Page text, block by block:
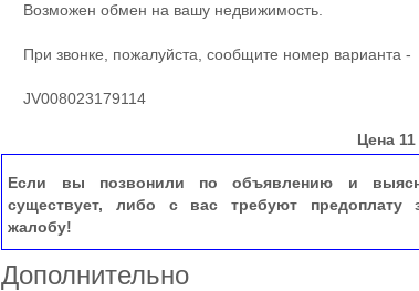
Возможен обмен на вашу недвижимость.
При звонке, пожалуйста, сообщите номер варианта -
JV008023179114
Цена
Если вы позвонили по объявлению и
существует, либо с вас требуют предоплату
жалобу!
Дополнительно